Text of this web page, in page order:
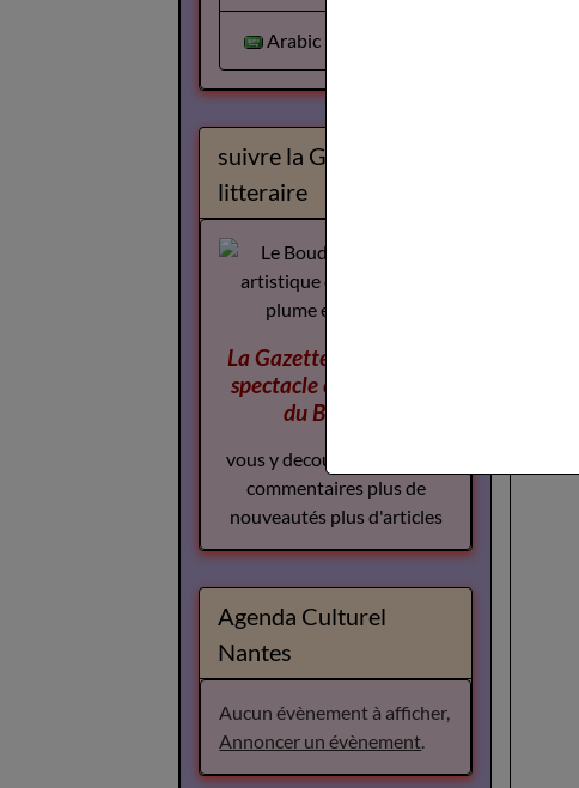
Arabic
suivre la Gazette
litteraire
La Gazette des Arts du
spectaclecomplement
du Boudoir
vous y decouvrirez plus de
commentaires plus de
nouveautés plus d'articles
Agenda Culturel
Nantes
Aucun évènement à afficher,
Annoncer un évènement.